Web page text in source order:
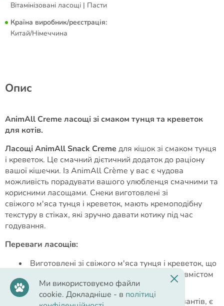
Вітамінізовані ласощі | Пасти
Країна виробник/реєстрація:
Китай/Німеччина
Опис
AnimAll Сreme ласощі зі смаком тунця та креветок
для котів.
Ласощі AnimAll Snack Creme для кішок зі смаком тунця
і креветок. Це смачний дієтичний додаток до раціону
вашої кішечки. Із AnimAll Сrème у вас є чудова
можливість порадувати вашого улюбленця смачними та
корисними ласощами. Снеки виготовлені зі
свіжого м'яса тунця і креветок, мають кремоподібну
текстуру в стіках, які зручно давати котику під час
годування.
Переваги ласощів:
Виготовлені зі свіжого м'яса тунця і креветок, що
гарантує високу якість білків та низьким вмістом
жиру.
Не містять штучних барвників та консервантів, є
Ми використовуємо файли
cookie. Докладніше - в політиці